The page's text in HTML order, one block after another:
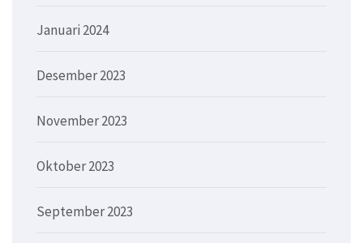
Januari 2024
Desember 2023
November 2023
Oktober 2023
September 2023